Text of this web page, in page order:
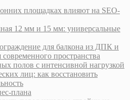
площадках влияют на SEO-
12 мм и 15 мм: универсальные
для балкона из ДПК и
пространства
полов с интенсивной нагрузкой
лиц: как восстановить
плана